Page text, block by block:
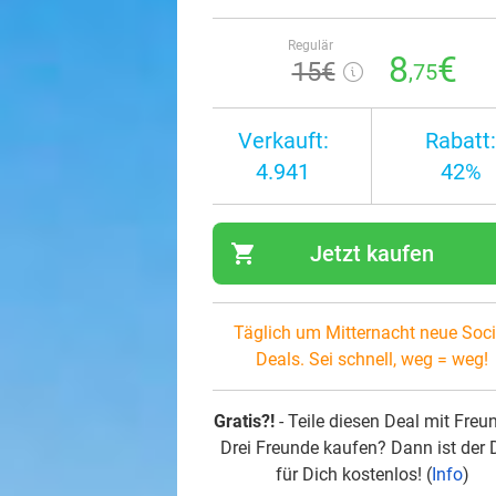
Regulär
15€ 8,75€
Verkauft:
4.941
Rabatt:
42%
shopping_cart Jetzt kaufen
Täglich um Mitternacht neue
Deals. Sei schnell, weg = weg!
Gratis?!- Teile diesen Deal mit
Drei Freunde kaufen? Dann ist der
für Dich kostenlos! (Info)